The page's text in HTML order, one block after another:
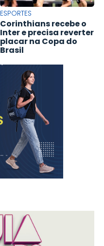
ESPORTES
Corinthians recebe o
Inter e precisa reverter
placar na Copa do
Brasil